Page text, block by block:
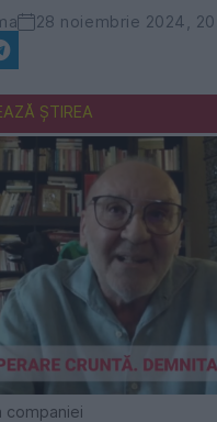
28 noiembrie 2024,
ȘTIREA
companiei